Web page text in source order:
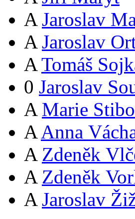
A Jaroslav
A Jaroslav
A Tomáš
0 Jaroslav
A Marie
A Anna
A Zdeněk
A Zdeněk
A Jaroslav